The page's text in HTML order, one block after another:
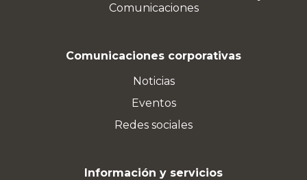
Comunicaciones
Comunicaciones corporativas
Noticias
Eventos
Redes sociales
Información y servicios